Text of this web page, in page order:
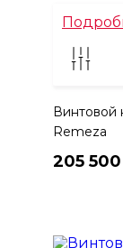
Винтовой
Remeza
205